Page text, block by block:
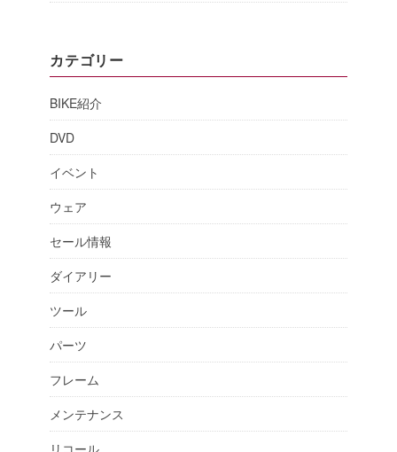
カテゴリー
BIKE紹介
DVD
イベント
ウェア
セール情報
ダイアリー
ツール
パーツ
フレーム
メンテナンス